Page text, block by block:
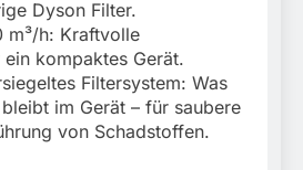
Dyson Filter.
m³/h: Kraftvolle
kompaktes Gerät.
Filtersystem: Was
im Gerät – für saubere
von Schadstoffen.